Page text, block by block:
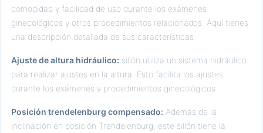
comodidad y facilidad de uso durante los exámenes
ginecológicos y otros procedimientos relacionados. Aquí tienes
una descripción detallada de sus características:
Ajuste de altura hidráulico: sillón utiliza un sistema hidráulico
para realizar ajustes en la altura. Esto facilita los ajustes
durante los exámenes y procedimientos ginecológicos.
Posición trendelenburg compensado: Además de la
inclinación en posición Trendelenburg, este sillón tiene la